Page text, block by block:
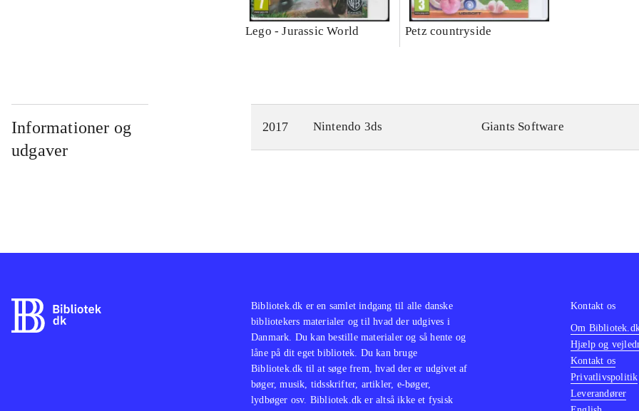
Lego - Jurassic World Petz countryside
Informationer og
udgaver
2017 Nintendo 3ds Giants Software
Bibliotek.dk er en samlet indgang til alle danske
bibliotekers materialer og til hvad der udgives i
Danmark. Du kan bestille materialer og så hente og
låne på dit eget bibliotek. Du kan bruge
Bibliotek.dk til at søge frem, hvad der er udgivet af
bøger, musik, tidsskrifter, artikler, e-bøger,
lydbøger osv. Bibliotek.dk er altså ikke et fysisk
Kontakt os
Om
Hjælp og
Kontakt os
Privatlivspolitik
Leverandører